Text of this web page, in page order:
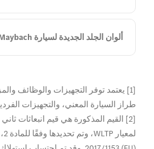
ألوان الجلد الجديدة لسيارة Mercedes-Maybach
[1] يعتمد توفر التجهيزات والوظائف
طراز السيارة المعني، والتجهيزات